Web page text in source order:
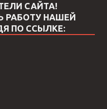
САЙТА!
РАБОТУ НАШЕЙ
ПО ССЫЛКЕ: